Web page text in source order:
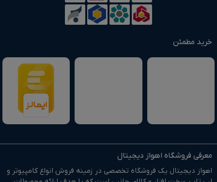
خرید مطمئن
معرفی فروشگاه اهواز دیجیتال
اهواز دیجیتال یک فروشگاه تخصصی در زمینه فروش انواع کامپیوتر و